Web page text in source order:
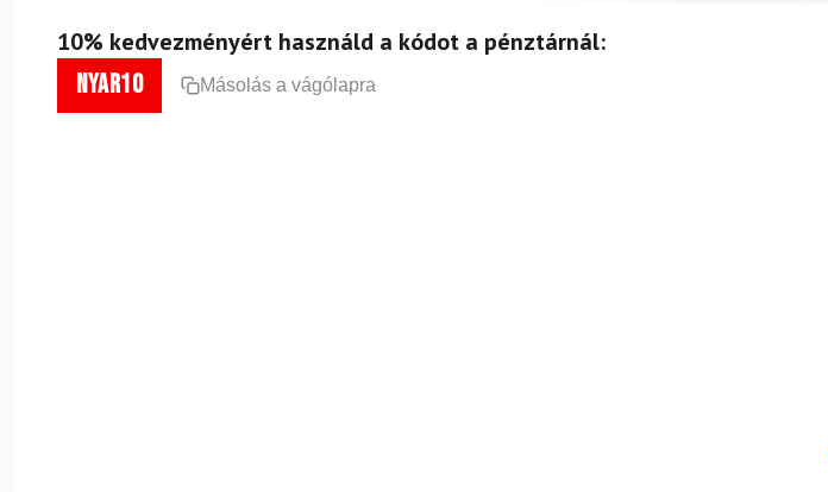
10% kedvezményért használd a kódot a pénztárnál:
nyar10 Másolás a vágólapra